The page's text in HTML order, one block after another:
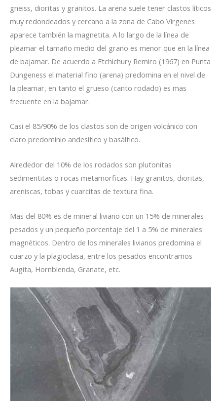
gneiss, dioritas y granitos. La arena suele tener clastos líticos
muy redondeados y cercano a la zona de Cabo Vírgenes
aparece también la magnetita. A lo largo de la línea de
pleamar el tamaño medio del grano es menor que en la línea
de bajamar. De acuerdo a Etchichury Remiro (1967) en Punta
Dungeness el material fino (arena) predomina en el nivel de
la pleamar, en tanto el grueso (canto rodado) es mas
frecuente en la bajamar.
Casi el 85/90% de los clastos son de origen volcánico con
claro predominio andesítico y basáltico.
Alrededor del 10% de los rodados son plutonitas
sedimentitas o rocas metamorficas. Hay granitos, dioritas,
areniscas, tobas y cuarcitas de textura fina.
Mas del 80% es de mineral liviano con un 15% de minerales
pesados y un pequeño porcentaje del 1 a 5% de minerales
magnéticos. Dentro de los minerales livianos predomina el
cuarzo y la plagioclasa, entre los pesados encontramos
Augita, Hornblenda, Granate, etc.